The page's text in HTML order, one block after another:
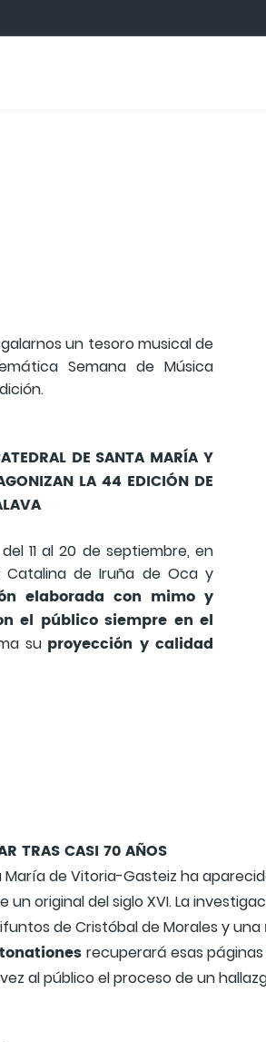
un tesoro musical de
Semana de Música
DE SANTA MARÍA Y
LA 44 EDICIÓN DE
11 al 20 de septiembre, en
Catalina de Iruña de Oca y
elaborada con mimo y
el público siempre en el
su proyección y calidad
TRAS CASI 70 AÑOS
de Vitoria-Gasteiz ha
original del siglo XVI. La
de Cristóbal de Morales y una
recuperará esas
al público el proceso de un